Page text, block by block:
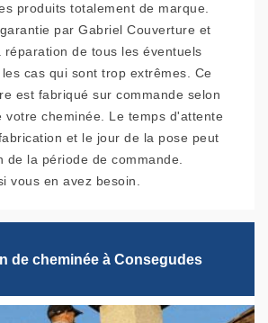
produits totalement de marque.
par Gabriel Couverture et
réparation de tous les éventuels
cas qui sont trop extrêmes. Ce
est fabriqué sur commande selon
votre cheminée. Le temps d'attente
et le jour de la pose peut
de la période de commande.
vous en avez besoin.
de cheminée à Consegudes